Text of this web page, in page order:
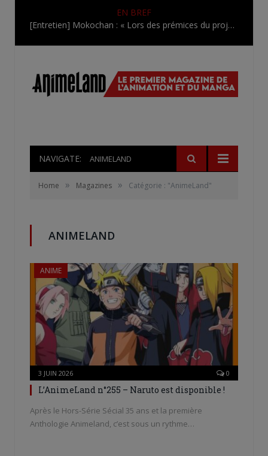
EN BREF
[Entretien] Mokochan : « Lors des prémices du projet, il était déjà demandé de suivre au mieux le manga originel.»
NAVIGATE: ANIMELAND
Home » Magazines » Catégorie : "AnimeLand"
ANIMELAND
ANIME
3 JUIN 2026 0
L’AnimeLand n°255 – Naruto est disponible !
Après le Hors-Série Sécial 35 ans et la première
Anthologie Animeland, c’est sous un rythme…